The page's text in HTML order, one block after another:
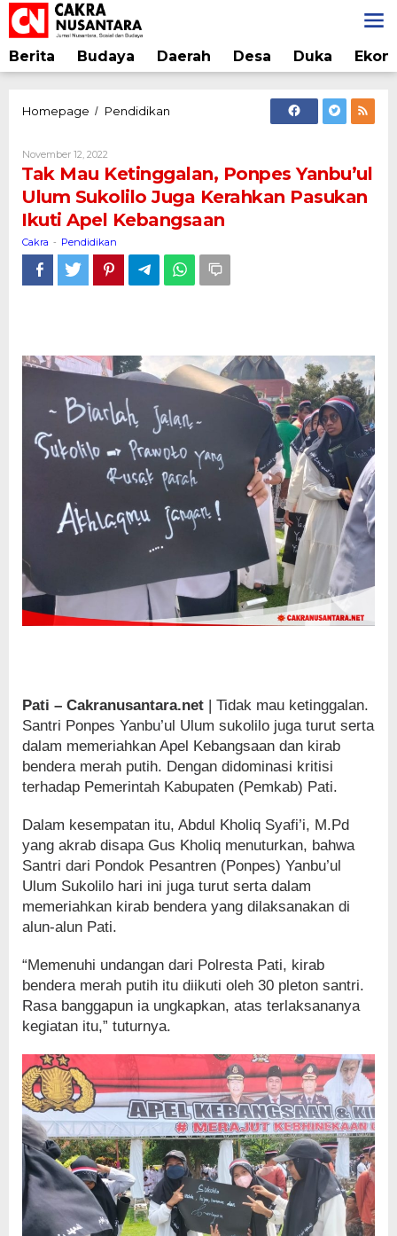
Lewati
ke
konten
Berita Budaya Daerah Desa Duka
Homepage / Pendidikan
Yanbu'ul
Ulum
Sukolilo
Juga
Kerahkan
Pasukan
Ikuti
November 12, 2022
Cakra
Tak Mau Ketinggalan, Ponpes Yanbu’ul
Ulum Sukolilo Juga Kerahkan Pasukan
Ikuti Apel Kebangsaan
Cakra - Pendidikan
Pati – Cakranusantara.net | Tidak mau ketinggalan.
Santri Ponpes Yanbu’ul Ulum sukolilo juga turut serta
dalam memeriahkan Apel Kebangsaan dan kirab
bendera merah putih. Dengan didominasi kritisi
terhadap Pemerintah Kabupaten (Pemkab) Pati.
Dalam kesempatan itu, Abdul Kholiq Syafi’i, M.Pd
yang akrab disapa Gus Kholiq menuturkan, bahwa
Santri dari Pondok Pesantren (Ponpes) Yanbu’ul
Ulum Sukolilo hari ini juga turut serta dalam
memeriahkan kirab bendera yang dilaksanakan di
alun-alun Pati.
“Memenuhi undangan dari Polresta Pati, kirab
bendera merah putih itu diikuti oleh 30 pleton santri.
Rasa banggapun ia ungkapkan, atas terlaksananya
kegiatan itu,” tuturnya.